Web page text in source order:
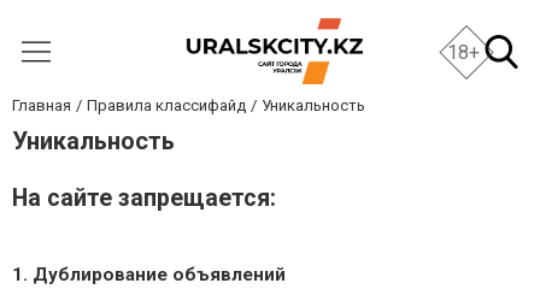
18+
Главная Правила классифайд Уникальность
Уникальность
На сайте запрещается:
1. Дублирование объявлений